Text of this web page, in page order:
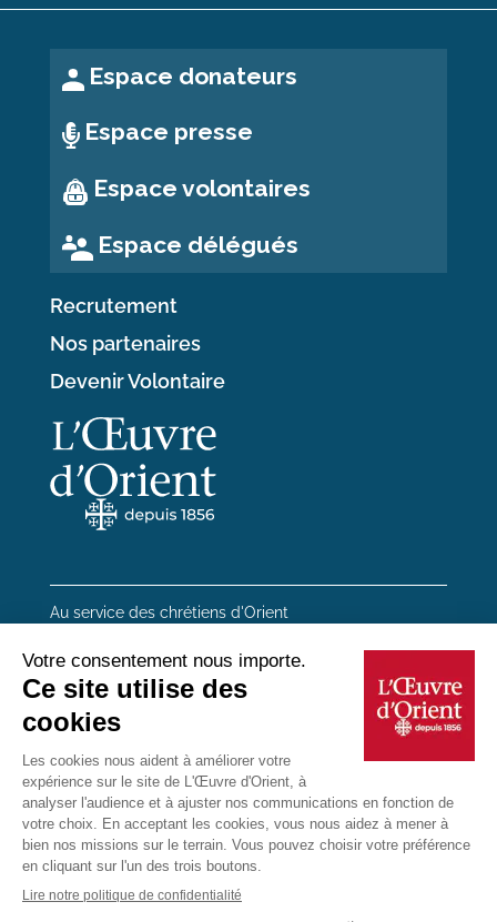
Espace donateurs
Espace presse
Espace volontaires
Espace délégués
Recrutement
Nos partenaires
Devenir Volontaire
Au service des chrétiens d'Orient
20 rue du Regard 75006 Paris
Mentions Légales
Plan du site